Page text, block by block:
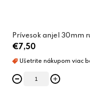
Prívesok anjel 30mm
€7,50